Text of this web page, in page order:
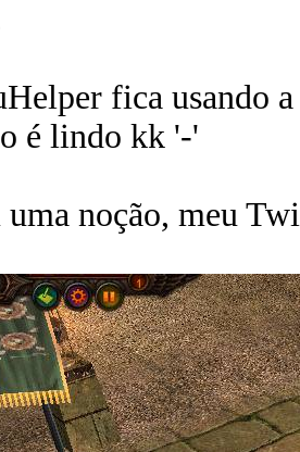
fica usando
é lindo kk '-'
uma noção, meu